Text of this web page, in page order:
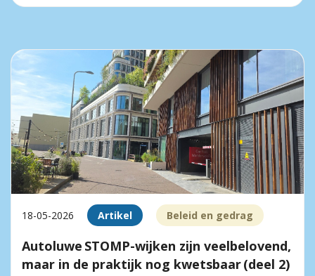
18-05-2026 Artikel Beleid en gedrag
Autoluwe STOMP-wijken zijn veelbelovend,
maar in de praktijk nog kwetsbaar (deel 2)